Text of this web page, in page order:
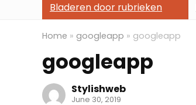
Bladeren door rubrieken
Home » googleapp » googleapp
googleapp
Stylishweb
June 30, 2019